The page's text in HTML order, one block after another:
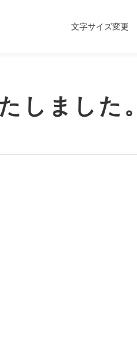
文字サイズ変更
しました。